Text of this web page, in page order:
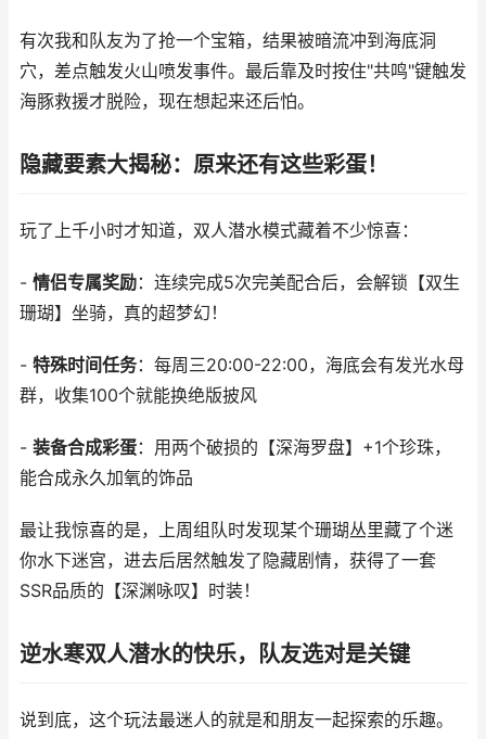
有次我和队友为了抢一个宝箱，结果被暗流冲到海底洞
穴，差点触发火山喷发事件。最后靠及时按住"共鸣"键触发
海豚救援才脱险，现在想起来还后怕。
隐藏要素大揭秘：原来还有这些彩蛋！
玩了上千小时才知道，双人潜水模式藏着不少惊喜：
- 情侣专属奖励：连续完成5次完美配合后，会解锁【双生
珊瑚】坐骑，真的超梦幻！
- 特殊时间任务：每周三20:00-22:00，海底会有发光水母
群，收集100个就能换绝版披风
- 装备合成彩蛋：用两个破损的【深海罗盘】+1个珍珠，
能合成永久加氧的饰品
最让我惊喜的是，上周组队时发现某个珊瑚丛里藏了个迷
你水下迷宫，进去后居然触发了隐藏剧情，获得了一套
SSR品质的【深渊咏叹】时装！
逆水寒双人潜水的快乐，队友选对是关键
说到底，这个玩法最迷人的就是和朋友一起探索的乐趣。